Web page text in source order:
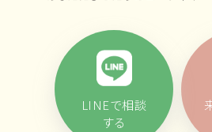
LINEで相談
する